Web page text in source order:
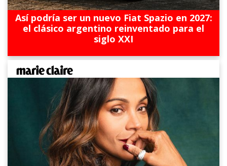
Así podría ser un nuevo Fiat Spazio en 2027:
el clásico argentino reinventado para el
siglo XXI